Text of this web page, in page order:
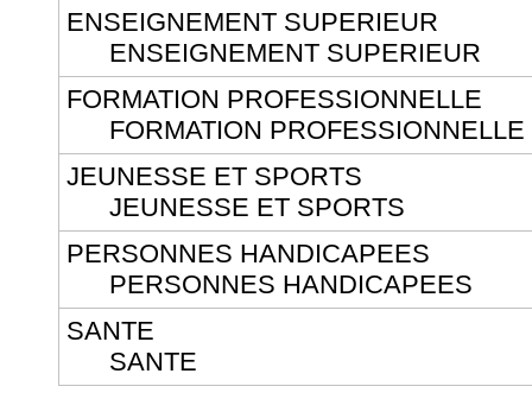
ENSEIGNEMENT SUPERIEUR
ENSEIGNEMENT SUPERIEUR
FORMATION PROFESSIONNELLE
FORMATION PROFESSIONNELLE
JEUNESSE ET SPORTS
JEUNESSE ET SPORTS
PERSONNES HANDICAPEES
PERSONNES HANDICAPEES
SANTE
SANTE